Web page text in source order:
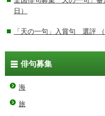
日）
「天の一句」入賞句 選評
俳句募集
海
旅